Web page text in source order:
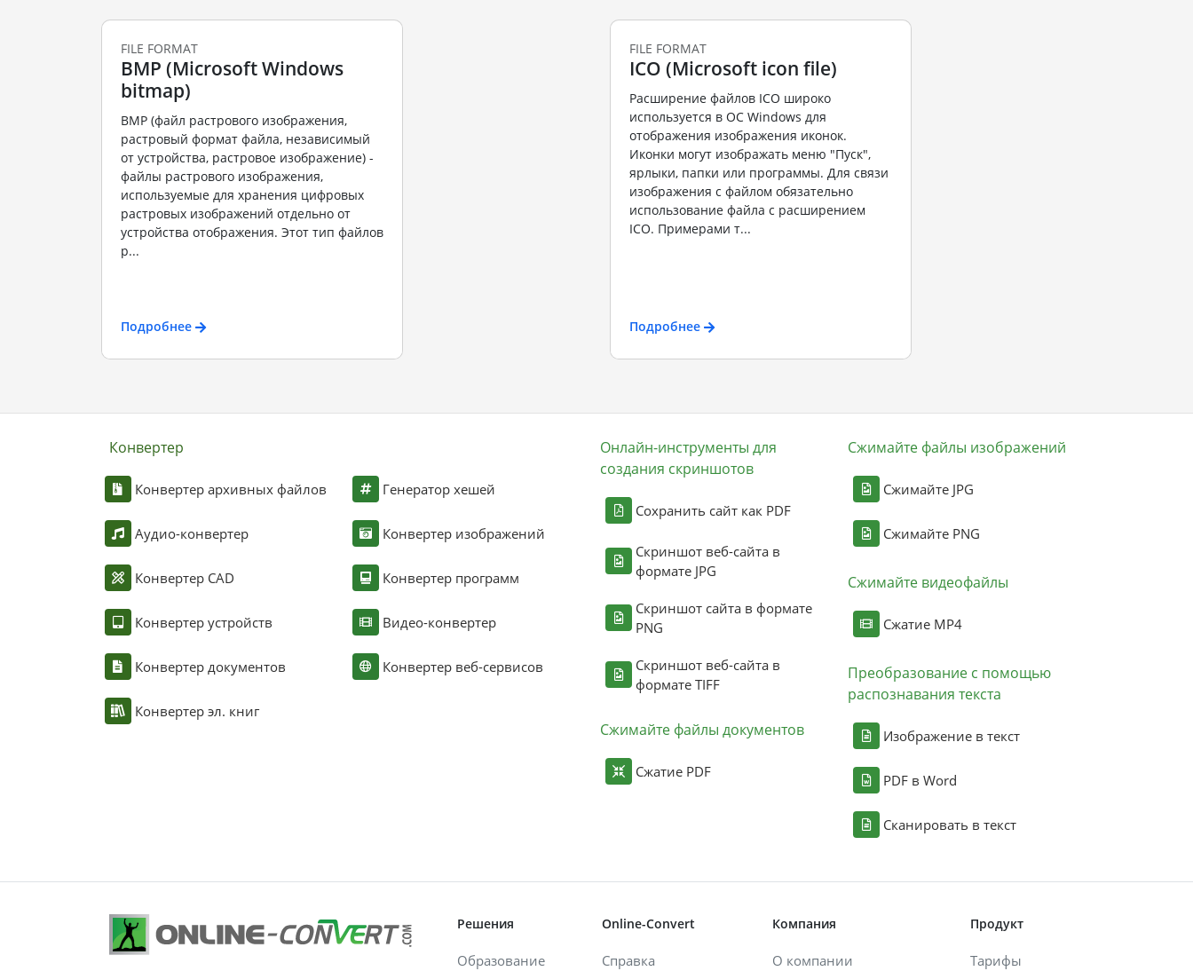
FILE FORMAT
BMP (Microsoft Windows
bitmap)
BMP (файл растрового изображения,
растровый формат файла, независимый
от устройства, растровое изображение) -
файлы растрового изображения,
используемые для хранения цифровых
растровых изображений отдельно от
устройства отображения. Этот тип файлов
р...
Подробнее
FILE FORMAT
ICO (Microsoft icon file)
Расширение файлов ICO широко
используется в ОС Windows для
отображения изображения иконок.
Иконки могут изображать меню "Пуск",
ярлыки, папки или программы. Для связи
изображения с файлом обязательно
использование файла с расширением
ICO. Примерами т...
Подробнее
Конвертер
Конвертер архивных файлов
Аудио-конвертер
Конвертер CAD
Конвертер устройств
Конвертер документов
Конвертер эл. книг
Генератор хешей
Конвертер изображений
Конвертер программ
Видео-конвертер
Конвертер веб-сервисов
Онлайн-инструменты для
создания скриншотов
Сохранить сайт как PDF
Скриншот веб-сайта в
формате JPG
Скриншот сайта в формате
PNG
Скриншот веб-сайта в
формате TIFF
Сжимайте файлы документов
Сжатие PDF
Сжимайте файлы изображений
Сжимайте JPG
Сжимайте PNG
Сжимайте видеофайлы
Сжатие MP4
Преобразование с помощью
распознавания текста
Изображение в текст
PDF в Word
Сканировать в текст
Решения
Образование
Online-Convert
Справка
Компания
О компании
Продукт
Тарифы